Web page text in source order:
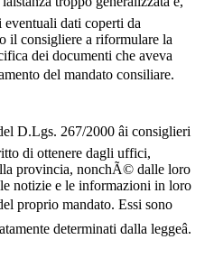
dati coperti da
il consigliere a riformulare la
dei documenti che aveva
del mandato consiliare.
D.Lgs. 267/2000 âi consiglieri
di ottenere dagli uffici,
provincia, nonchÃ© dalle loro
notizie e le informazioni in loro
proprio mandato. Essi sono
determinati dalla leggeâ.